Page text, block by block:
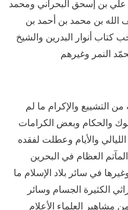
علي بن إسحق البحراني ومحمد
الله بن محمد بن أحمد بن
أنوار البدرين والشيخ
النمر وغيرهم
التشييع والإكرام ما لم
والحكام وبعض الكرامات
والأيام وعطلت لفقده
العظام في البحرين
في سائر بلاد الإسلام ما
الكثيرة الجسام وسائر
مشاهير العلماء الأعلام